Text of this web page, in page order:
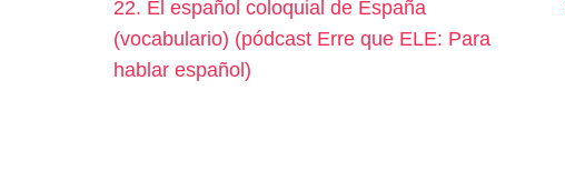
22. El español coloquial de España
(vocabulario) (pódcast Erre que ELE: Para
hablar español)